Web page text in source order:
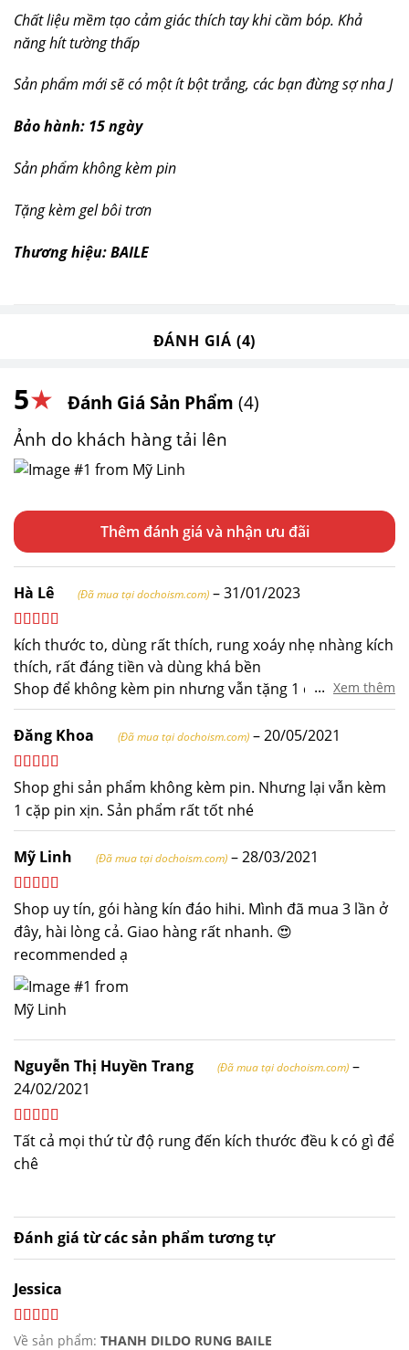
Chất liệu mềm tạo cảm giác thích tay khi cầm bóp. Khả
năng hít tường thấp
Sản phẩm mới sẽ có một ít bột trắng, các bạn đừng sợ nhaJ
Bảo hành: 15 ngày
Sản phẩm không kèm pin
Tặng kèm gel bôi trơn
Thương hiệu: BAILE
ĐÁNH GIÁ (4)
5★ Đánh Giá Sản Phẩm (4)
Ảnh do khách hàng tải lên
Thêm đánh giá
Hà Lê (Đã mua tại dochoism.com) –31/01/2023
Được xếp
hạng 5 5 sao
kích thước to, dùng rất thích, rung xoáy nhẹ nhàng kích
thích, rất đáng tiền và dùng khá bền
Shop để không kèm pin nhưng vẫn tặng 1 cặp, 10 điểm
tinh tế
... Xem thêm
Đăng Khoa (Đã mua tại dochoism.com) –20/05/2021
Được xếp
hạng5 5 sao
Shop ghi sản phẩm không kèm pin. Nhưng lại vẫn kèm
1 cặp pin xịn. Sản phẩm rất tốt nhé
Mỹ Linh (Đã mua tại dochoism.com) –28/03/2021
Được xếp
hạng
5 sao
Shop uy tín, gói hàng kín đáo hihi. Mình đã mua 3 lần ở
đây, hài lòng cả. Giao hàng rất nhanh. 😍
recommended ạ
Nguyễn Thị Huyền Trang (Đã mua tại dochoism.com) –
24/02/2021
Được xếp
hạng55 sao
Tất cả mọi thứ từ độ rung đến kích thước đều k có gì để
chê
Đánh giá từ các sản phẩm tương tự
Jessica
Về sản phẩm: THANH DILDO RUNG BAILE